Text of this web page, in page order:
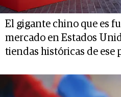
El gigante chino que es
mercado en Estados
tiendas históricas de ese